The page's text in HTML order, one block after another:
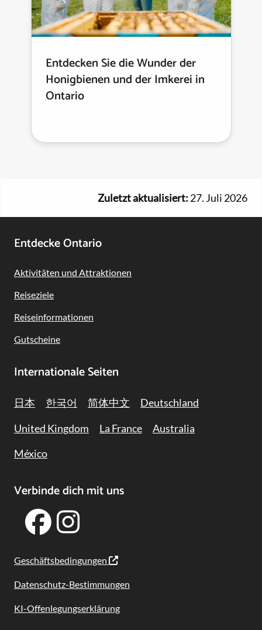
Entdecken Sie die Wunder der
Honigbienen und der Imkerei in
Ontario
Zuletzt aktualisiert: 27. Juli 2026
Footer
Navigation
Entdecke Ontario
Aktivitäten und Attraktionen
Reiseziele
Reiseinformationen
Gutscheine
Internationale Seiten
日本 한국어 简体中文
Deutschland
United Kingdom
La France
Australia
México
Geschäftsbedingungen
Datenschutz-Bestimmungen
KI-Offenlegungserklärung
Verbinde dich mit uns